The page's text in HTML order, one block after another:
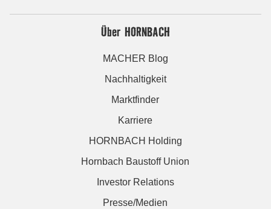
Über HORNBACH
MACHER Blog
Nachhaltigkeit
Marktfinder
Karriere
HORNBACH Holding
Hornbach Baustoff Union
Investor Relations
Presse/Medien